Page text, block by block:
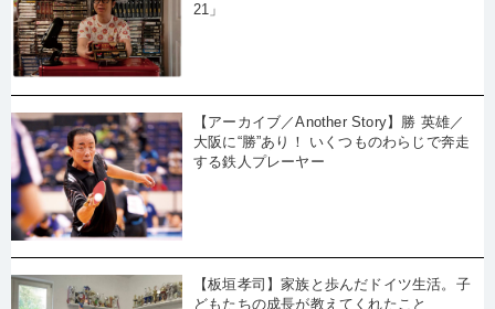
21」
【アーカイブ／Another Story】勝 英雄／
大阪に“勝”あり！ いくつものわらじで奔走
する鉄人プレーヤー
【板垣孝司】家族と歩んだドイツ生活。子
どもたちの成長が教えてくれたこと